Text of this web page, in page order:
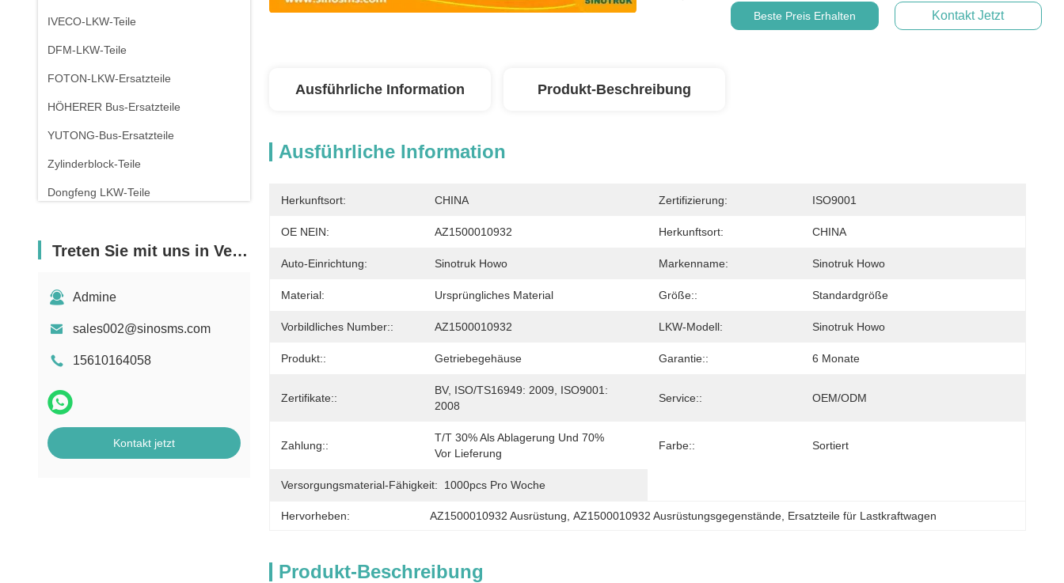
IVECO-LKW-Teile
DFM-LKW-Teile
FOTON-LKW-Ersatzteile
HÖHERER Bus-Ersatzteile
YUTONG-Bus-Ersatzteile
Zylinderblock-Teile
Dongfeng LKW-Teile
Treten Sie mit uns in Verbindung
Admine
sales002@sinosms.com
15610164058
Kontakt jetzt
Beste Preis Erhalten Kontakt Jetzt
Ausführliche Information Produkt-Beschreibung
Ausführliche Information
Herkunftsort: CHINA Zertifizierung: ISO9001
OE NEIN: AZ1500010932 Herkunftsort: CHINA
Auto-Einrichtung: Sinotruk Howo Markenname: Sinotruk Howo
Material: Ursprüngliches Material Größe:: Standardgröße
Vorbildliches Number:: AZ1500010932 LKW-Modell: Sinotruk Howo
Produkt:: Getriebegehäuse Garantie:: 6 Monate
Zertifikate::
BV, ISO/TS16949: 2009, ISO9001:
2008
Service:: OEM/ODM
Zahlung::
T/T 30% Als Ablagerung Und 70%
Vor Lieferung
Farbe:: Sortiert
Versorgungsmaterial-Fähigkeit: 1000pcs Pro Woche
Hervorheben: AZ1500010932 Ausrüstung , AZ1500010932 Ausrüstungsgegenstände Ersatzteile für Lastkraftwagen
Produkt-Beschreibung